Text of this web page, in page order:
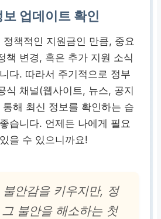
업데이트 확인
정책적인 지원금인 만큼, 중요
책 변경, 혹은 추가 지원 소식
다. 따라서 주기적으로 정부
식 채널(웹사이트, 뉴스, 공지
해 최신 정보를 확인하는 습
습니다. 언제든 나에게 필요
을 수 있으니까요!
불안감을 키우지만, 정
불안을 해소하는 첫